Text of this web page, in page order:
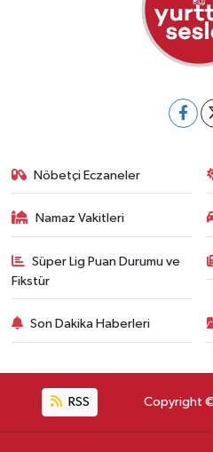
Nöbetçi Eczaneler
Namaz Vakitleri
Süper Lig Puan Durumu ve
Fikstür
Son Dakika Haberleri
RSS Copyright ©